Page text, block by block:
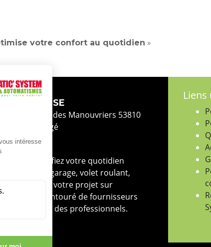
votre confort au quotidien »
ADRESSE
32 Bd des Manouvriers 53810
Changé
et simplifiez votre quotidien
porte de garage, volet roulant,
pour votre projet sur
System entouré de fournisseurs
et des professionnels.
Liens